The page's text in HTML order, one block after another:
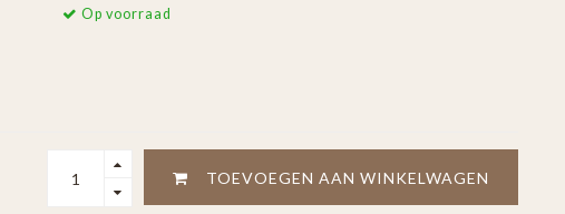
Op voorraad
TOEVOEGEN AAN WINKELWAGEN